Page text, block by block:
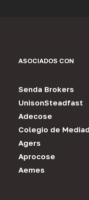
ASOCIADOS CON
Senda Brokers
UnisonSteadfast
Adecose
Colegio de
Agers
Aprocose
Aemes